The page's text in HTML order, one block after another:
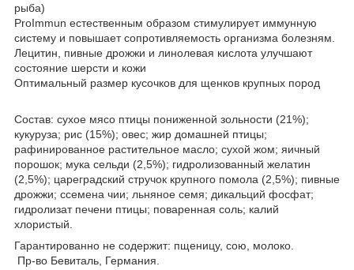
рыба)
ProImmun естественным образом стимулирует иммунную
систему и повышает сопротивляемость организма болезням.
Лецитин, пивные дрожжи и линолевая кислота улучшают
состояние шерсти и кожи
Оптимальный размер кусочков для щенков крупных пород
Состав: сухое мясо птицы пониженной зольности (21%);
кукуруза; рис (15%); овес; жир домашней птицы;
рафинированное растительное масло; сухой жом; яичный
порошок; мука сельди (2,5%); гидролизованный желатин
(2,5%); цареградский стручок крупного помола (2,5%); пивные
дрожжи; cсемена чии; льняное семя; дикальций фосфат;
гидролизат печени птицы; поваренная соль; калий
хлористый.
Гарантированно не содержит: пщеницу, сою, молоко.
Пр-во Бевиталь, Германия.